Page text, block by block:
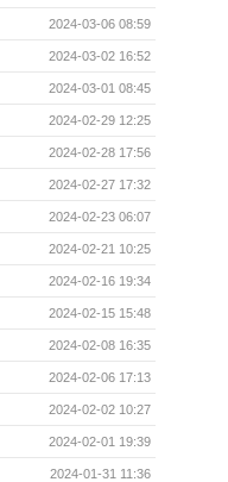
2024-03-06 08:59
2024-03-02 16:52
2024-03-01 08:45
2024-02-29 12:25
2024-02-28 17:56
2024-02-27 17:32
2024-02-23 06:07
2024-02-21 10:25
2024-02-16 19:34
2024-02-15 15:48
2024-02-08 16:35
2024-02-06 17:13
2024-02-02 10:27
2024-02-01 19:39
2024-01-31 11:36